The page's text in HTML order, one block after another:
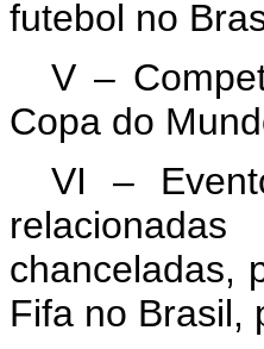
futebol no
V –
Copa do
VI –
chanceladas,
Fifa no Brasil,